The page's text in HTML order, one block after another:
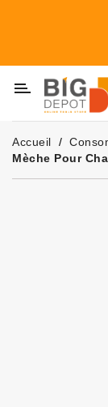
Machines
Outillage
Jardinage
Consommables
Accueil
Mèche Pour